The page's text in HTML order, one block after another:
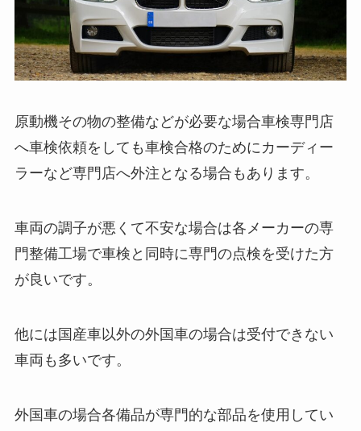
原動機その物の整備などが必要な場合車検専門店
へ車検依頼をしても車検合格のためにカーディー
ラーなど専門店へ外注となる場合もあります。
車両の調子が悪くて不安な場合は各メーカーの専
門整備工場で車検と同時に専門の点検を受けた方
が良いです。
他には国産車以外の外国車の場合は受付できない
車両も多いです。
外国車の場合各備品が専門的な部品を使用してい